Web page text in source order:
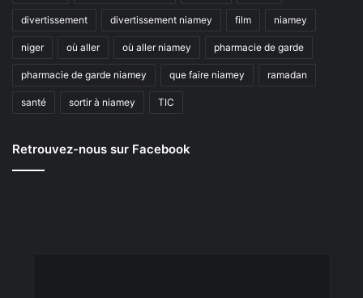
divertissement divertissement niamey film niamey
niger où aller où aller niamey pharmacie de garde
pharmacie de garde niamey que faire niamey ramadan
santé sortir à niamey TIC
Retrouvez-nous sur Facebook